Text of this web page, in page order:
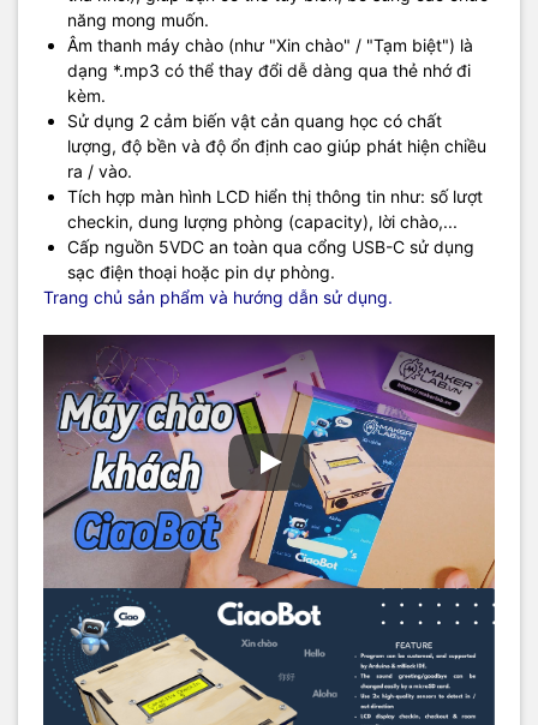
năng mong muốn.
Âm thanh máy chào (như "Xin chào" / "Tạm biệt") là
dạng *.mp3 có thể thay đổi dễ dàng qua thẻ nhớ đi
kèm.
Sử dụng 2 cảm biến vật cản quang học có chất
lượng, độ bền và độ ổn định cao giúp phát hiện chiều
ra / vào.
Tích hợp màn hình LCD hiển thị thông tin như: số lượt
checkin, dung lượng phòng (capacity), lời chào,...
Cấp nguồn 5VDC an toàn qua cổng USB-C sử dụng
sạc điện thoại hoặc pin dự phòng.
Trang chủ sản phẩm và hướng dẫn sử dụng.